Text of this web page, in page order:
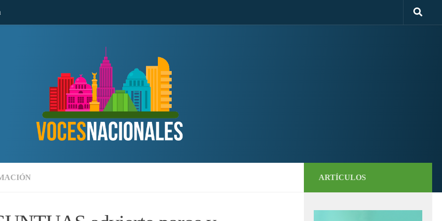
ARTÍCULOS